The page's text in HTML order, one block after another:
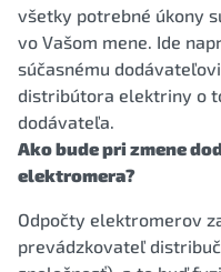
všetky potrebné úkony
vo Vašom mene. Ide
súčasnému
distribútora elektriny o
dodávateľa.
Ako bude pri zmene
elektromera?
Odpočty elektromerov
prevádzkovateľ